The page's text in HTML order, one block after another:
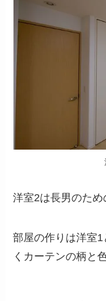
洋室2は長男のため
部屋の作りは洋室
くカーテンの柄と